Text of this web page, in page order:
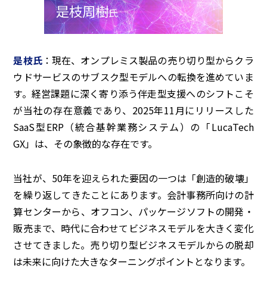
是枝周樹氏
是枝氏：現在、オンプレミス製品の売り切り型からクラ
ウドサービスのサブスク型モデルへの転換を進めていま
す。経営課題に深く寄り添う伴走型支援へのシフトこそ
が当社の存在意義であり、2025年11月にリリースした
SaaS型ERP（統合基幹業務システム）の「LucaTech
GX」は、その象徴的な存在です。
当社が、50年を迎えられた要因の一つは「創造的破壊」
を繰り返してきたことにあります。会計事務所向けの計
算センターから、オフコン、パッケージソフトの開発・
販売まで、時代に合わせてビジネスモデルを大きく変化
させてきました。売り切り型ビジネスモデルからの脱却
は未来に向けた大きなターニングポイントとなります。